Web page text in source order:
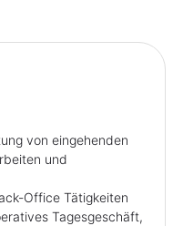
von eingehenden
und
Office Tätigkeiten
Tagesgeschäft,